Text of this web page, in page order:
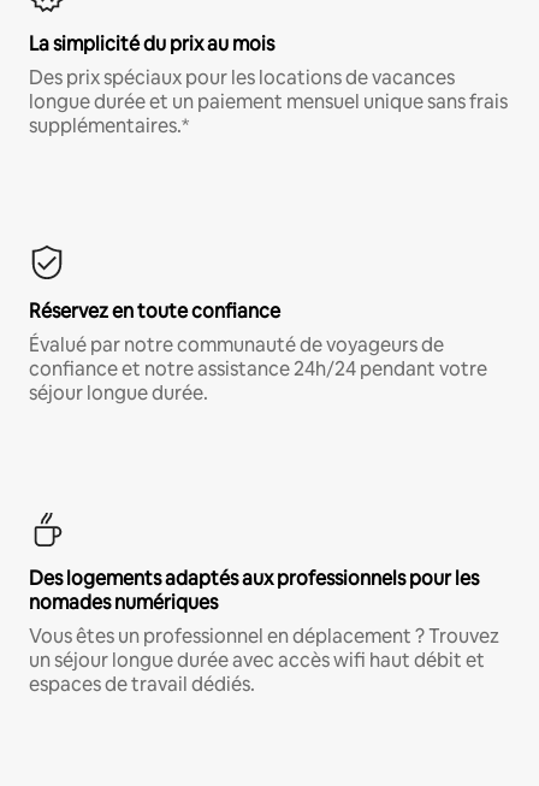
La simplicité du prix au mois
Des prix spéciaux pour les locations de vacances
longue durée et un paiement mensuel unique sans frais
supplémentaires.*
Réservez en toute confiance
Évalué par notre communauté de voyageurs de
confiance et notre assistance 24h/24 pendant votre
séjour longue durée.
Des logements adaptés aux professionnels pour les
nomades numériques
Vous êtes un professionnel en déplacement ? Trouvez
un séjour longue durée avec accès wifi haut débit et
espaces de travail dédiés.